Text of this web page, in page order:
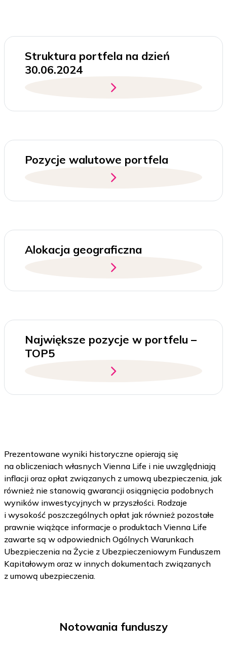
Struktura portfela na dzień
30.06.2024
Pozycje walutowe portfela
Alokacja geograficzna
Największe pozycje w portfelu –
TOP5
Prezentowane wyniki historyczne opierają się
na obliczeniach własnych Vienna Life i nie uwzględniają
inflacji oraz opłat związanych z umową ubezpieczenia, jak
również nie stanowią gwarancji osiągnięcia podobnych
wyników inwestycyjnych w przyszłości. Rodzaje
i wysokość poszczególnych opłat jak również pozostałe
prawnie wiążące informacje o produktach Vienna Life
zawarte są w odpowiednich Ogólnych Warunkach
Ubezpieczenia na Życie z Ubezpieczeniowym Funduszem
Kapitałowym oraz w innych dokumentach związanych
z umową ubezpieczenia.
Notowania funduszy